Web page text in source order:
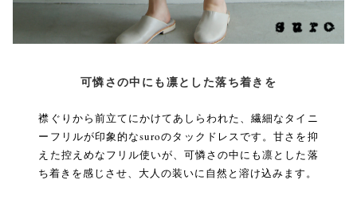
可憐さの中にも凛とした落ち着きを
襟ぐりから前立てにかけてあしらわれた、繊細なタイニ
ーフリルが印象的なsuroのタックドレスです。甘さを抑
えた控えめなフリル使いが、可憐さの中にも凛とした落
ち着きを感じさせ、大人の装いに自然と溶け込みます。